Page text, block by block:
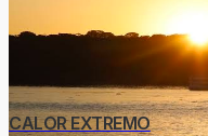
CALOR EXTREMO